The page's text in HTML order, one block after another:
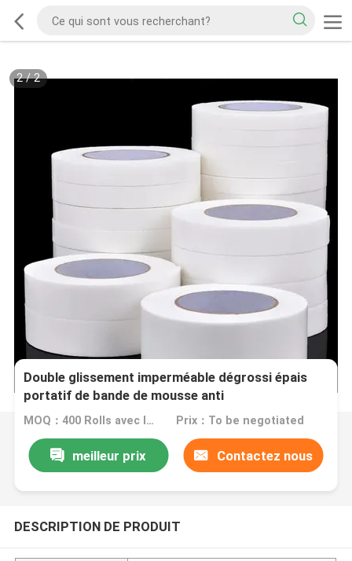
2/2
Double glissement imperméable dégrossi épais
portatif de bande de mousse anti
MOQ：400 Rolls avec les mêmes spécifications Prix：To be negotiated
meilleur prix Contactez nous
DESCRIPTION DE PRODUIT